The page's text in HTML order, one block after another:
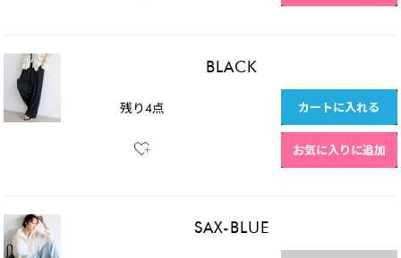
BLACK
残り4点 カートに入れる
お気に入りに追加
SAX-BLUE